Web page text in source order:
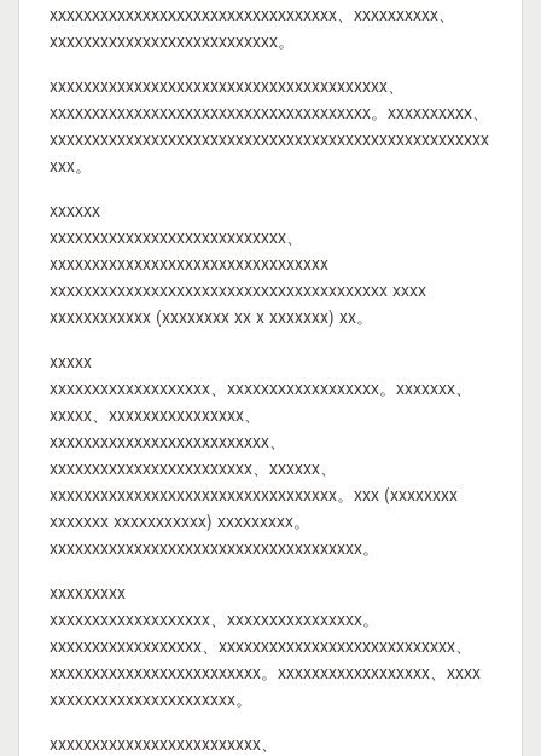
xxxxxxxxxxxxxxxxxxxxxxxxxxxxxxxxxx、xxxxxxxxxx、
xxxxxxxxxxxxxxxxxxxxxxxxxxx。
xxxxxxxxxxxxxxxxxxxxxxxxxxxxxxxxxxxxxxxx、
xxxxxxxxxxxxxxxxxxxxxxxxxxxxxxxxxxxxxx。xxxxxxxxxx、
xxxxxxxxxxxxxxxxxxxxxxxxxxxxxxxxxxxxxxxxxxxxxxxxxxxx
xxx。
xxxxxx
xxxxxxxxxxxxxxxxxxxxxxxxxxxx、
xxxxxxxxxxxxxxxxxxxxxxxxxxxxxxxxx
xxxxxxxxxxxxxxxxxxxxxxxxxxxxxxxxxxxxxxxx xxxx
xxxxxxxxxxxx (xxxxxxxx xx x xxxxxxx) xx。
xxxxx
xxxxxxxxxxxxxxxxxxx、xxxxxxxxxxxxxxxxxx。xxxxxxx、
xxxxx、xxxxxxxxxxxxxxxx、
xxxxxxxxxxxxxxxxxxxxxxxxxx、
xxxxxxxxxxxxxxxxxxxxxxxx、xxxxxx、
xxxxxxxxxxxxxxxxxxxxxxxxxxxxxxxxxx。xxx (xxxxxxxx
xxxxxxx xxxxxxxxxxx) xxxxxxxxx。
xxxxxxxxxxxxxxxxxxxxxxxxxxxxxxxxxxxxx。
xxxxxxxxx
xxxxxxxxxxxxxxxxxxx、xxxxxxxxxxxxxxxx。
xxxxxxxxxxxxxxxxxx、xxxxxxxxxxxxxxxxxxxxxxxxxxxx、
xxxxxxxxxxxxxxxxxxxxxxxxx。xxxxxxxxxxxxxxxxxx、xxxx
xxxxxxxxxxxxxxxxxxxxxx。
xxxxxxxxxxxxxxxxxxxxxxxxx、